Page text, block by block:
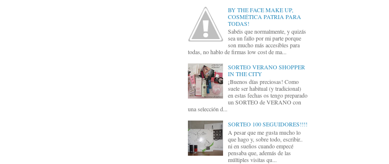
BY THE FACE MAKE UP,
COSMÉTICA PATRIA PARA
TODAS!
Sabéis que normalmente, y quizás
sea un fallo por mi parte porque
son mucho más accesibles para
todas, no hablo de firmas low cost de ma...
SORTEO VERANO SHOPPER
IN THE CITY
¡Buenos días preciosas! Como
suele ser habitual (y tradicional)
en estas fechas os tengo preparado
un SORTEO de VERANO con
una selección d...
SORTEO 100 SEGUIDORES!!!!
A pesar que me gusta mucho lo
que hago y, sobre todo, escribir..
ni en sueños cuando empecé
pensaba que, además de las
múltiples visitas qu...